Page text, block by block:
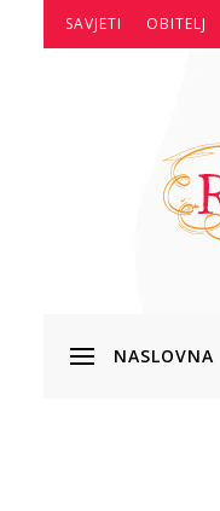
SAVJETI OBITELJ
NASLOVNA